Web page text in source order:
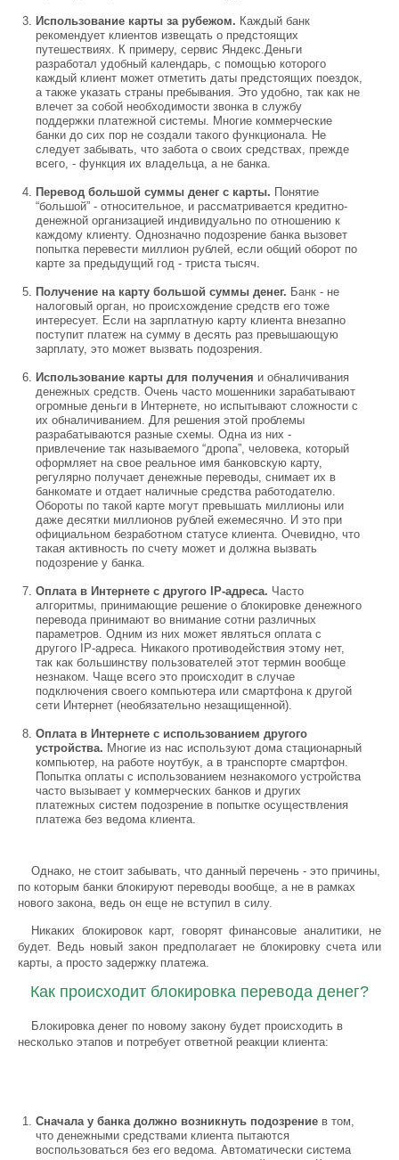
Использование карты за рубежом. Каждый банк
рекомендует клиентов извещать о предстоящих
путешествиях. К примеру, сервис Яндекс.Деньги
разработал удобный календарь, с помощью которого
каждый клиент может отметить даты предстоящих поездок,
а также указать страны пребывания. Это удобно, так как не
влечет за собой необходимости звонка в службу
поддержки платежной системы. Многие коммерческие
банки до сих пор не создали такого функционала. Не
следует забывать, что забота о своих средствах, прежде
всего, - функция их владельца, а не банка.
Перевод большой суммы денег с карты. Понятие
“большой” - относительное, и рассматривается кредитно-
денежной организацией индивидуально по отношению к
каждому клиенту. Однозначно подозрение банка вызовет
попытка перевести миллион рублей, если общий оборот по
карте за предыдущий год - триста тысяч.
Получение на карту большой суммы денег. Банк - не
налоговый орган, но происхождение средств его тоже
интересует. Если на зарплатную карту клиента внезапно
поступит платеж на сумму в десять раз превышающую
зарплату, это может вызвать подозрения.
Использование карты для получения и обналичивания
денежных средств. Очень часто мошенники зарабатывают
огромные деньги в Интернете, но испытывают сложности с
их обналичиванием. Для решения этой проблемы
разрабатываются разные схемы. Одна из них -
привлечение так называемого “дропа”, человека, который
оформляет на свое реальное имя банковскую карту,
регулярно получает денежные переводы, снимает их в
банкомате и отдает наличные средства работодателю.
Обороты по такой карте могут превышать миллионы или
даже десятки миллионов рублей ежемесячно. И это при
официальном безработном статусе клиента. Очевидно, что
такая активность по счету может и должна вызвать
подозрение у банка.
Оплата в Интернете с другого IP-адреса. Часто
алгоритмы, принимающие решение о блокировке денежного
перевода принимают во внимание сотни различных
параметров. Одним из них может являться оплата с
другого IP-адреса. Никакого противодействия этому нет,
так как большинству пользователей этот термин вообще
незнаком. Чаще всего это происходит в случае
подключения своего компьютера или смартфона к другой
сети Интернет (необязательно незащищенной).
Оплата в Интернете с использованием другого
устройства. Многие из нас используют дома стационарный
компьютер, на работе ноутбук, а в транспорте смартфон.
Попытка оплаты с использованием незнакомого устройства
часто вызывает у коммерческих банков и других
платежных систем подозрение в попытке осуществления
платежа без ведома клиента.
Однако, не стоит забывать, что данный перечень - это причины,
по которым банки блокируют переводы вообще, а не в рамках
нового закона, ведь он еще не вступил в силу.
Никаких блокировок карт, говорят финансовые аналитики, не
будет. Ведь новый закон предполагает не блокировку счета или
карты, а просто задержку платежа.
Как происходит блокировка перевода денег?
Блокировка денег по новому закону будет происходить в
несколько этапов и потребует ответной реакции клиента:
Сначала у банка должно возникнуть подозрение в том,
что денежными средствами клиента пытаются
воспользоваться без его ведома. Автоматически система